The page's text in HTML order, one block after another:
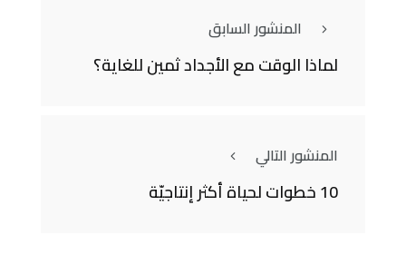
المنشور السابق
لماذا الوقت مع الأجداد ثمين للغاية؟
المنشور التالي
10 خطوات لحياة أكثر إنتاجيّة